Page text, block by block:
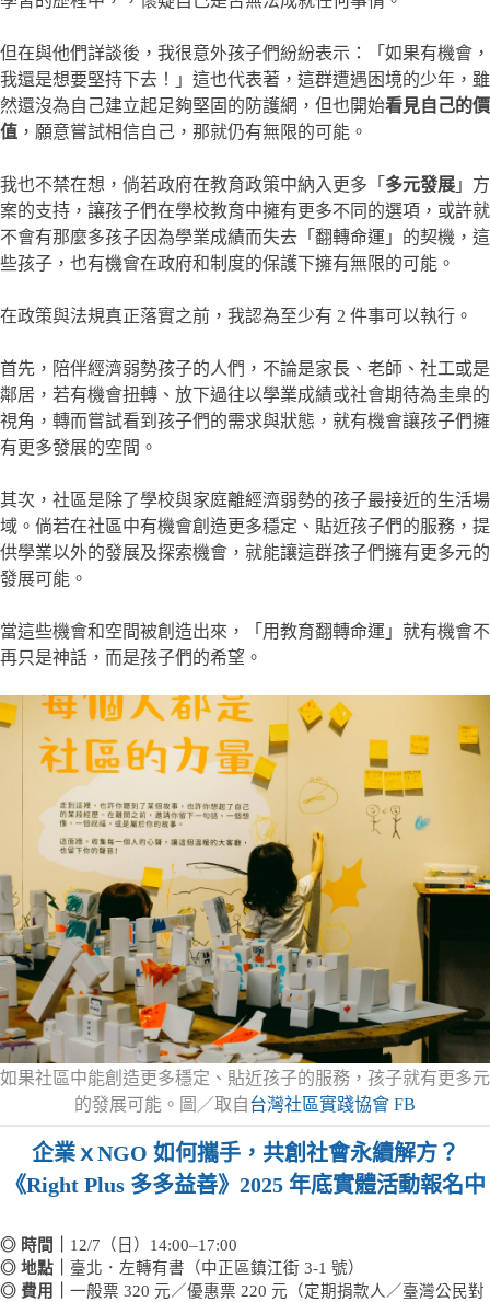
但在與他們詳談後，我很意外孩子們紛紛表示：「如果有機會，
我還是想要堅持下去！」這也代表著，這群遭遇困境的少年，雖
然還沒為自己建立起足夠堅固的防護網，但也開始看見自己的價
值 ，願意嘗試相信自己，那就仍有無限的可能。
我也不禁在想，倘若政府在教育政策中納入更多「 多元發展 」方
案的支持，讓孩子們在學校教育中擁有更多不同的選項，或許就
不會有那麼多孩子因為學業成績而失去「翻轉命運」的契機，這
些孩子，也有機會在政府和制度的保護下擁有無限的可能。
在政策與法規真正落實之前，我認為至少有 2 件事可以執行。
首先，陪伴經濟弱勢孩子的人們，不論是家長、老師、社工或是
鄰居，若有機會扭轉、放下過往以學業成績或社會期待為圭臬的
視角，轉而嘗試看到孩子們的需求與狀態，就有機會讓孩子們擁
有更多發展的空間。
其次，社區是除了學校與家庭離經濟弱勢的孩子最接近的生活場
域。倘若在社區中有機會創造更多穩定、貼近孩子們的服務，提
供學業以外的發展及探索機會，就能讓這群孩子們擁有更多元的
發展可能。
當這些機會和空間被創造出來，「用教育翻轉命運」就有機會不
再只是神話，而是孩子們的希望。
如果社區中能創造更多穩定、貼近孩子的服務，孩子就有更多元
的發展可能。圖／取自台灣社區實踐協會 FB
企業ｘNGO 如何攜手，共創社會永續解方？
《Right Plus 多多益善》2025 年底實體活動報名中
◎ 時間｜ 12/7（日）14:00–17:00
◎ 地點｜ 臺北．左轉有書（中正區鎮江街 3-1 號）
◎ 費用｜ 一般票 320 元／優惠票 220 元（定期捐款人／臺灣公民對